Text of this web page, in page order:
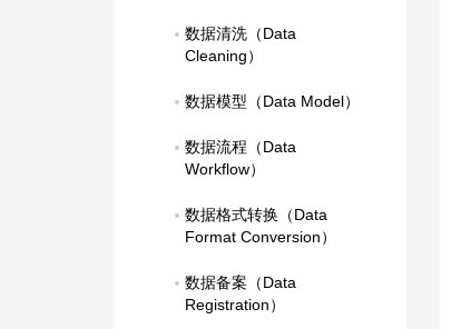
数据清洗（Data
Cleaning）
数据模型（Data Model）
数据流程（Data
Workflow）
数据格式转换（Data
Format Conversion）
数据备案（Data
Registration）